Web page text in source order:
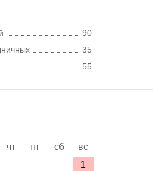
90
35
55
чт пт сб
вс
1